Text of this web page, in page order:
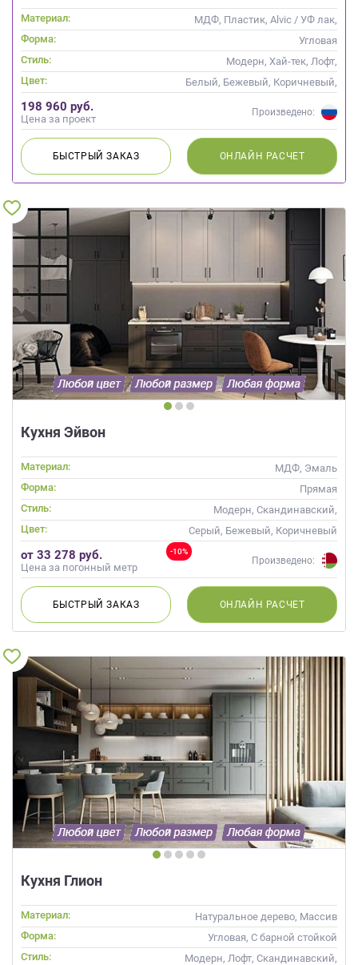
Материал:
МДФ, Пластик, Alvic / УФ лак,
Интегрированная ручка
Форма:
Угловая
Стиль:
Модерн, Хай-тек, Лофт,
Современные
Цвет:
Белый, Бежевый, Коричневый,
Кремовый, Слоновая кость
198 960 руб.
Цена за проект
Произведено:
БЫСТРЫЙЗАКАЗ ОНЛАЙН РАСЧЕТ
Кухня Эйвон
Материал:
МДФ, Эмаль
Форма:
Прямая
Стиль:
Модерн, Скандинавский,
Современные
Цвет: Серый, Бежевый, Коричневый
-10%
от 33 278 руб.
Цена за погонный метр
Произведено:
БЫСТРЫЙЗАКАЗ ОНЛАЙН РАСЧЕТ
Кухня Глион
Материал:
Натуральное дерево, Массив
Форма:
Угловая, С барной стойкой
Стиль:
Модерн, Лофт, Скандинавский,